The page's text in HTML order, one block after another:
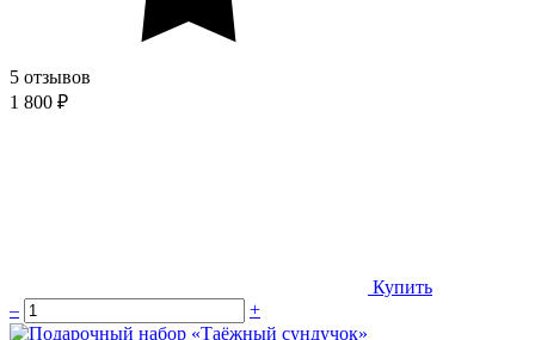
5 отзывов
1 800 ₽
Купить
–
+